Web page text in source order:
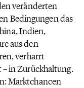
veränderten
Bedingungen das
Indien,
aus den
verharrt
in Zurückhaltung.
Marktchancen